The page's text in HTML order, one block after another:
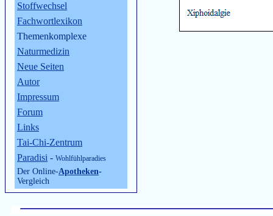
Stoffwechsel
Fachwortlexikon
Themenkomplexe
Naturmedizin
Neue Seiten
Autor
Impressum
Forum
Links
Tai-Chi-Zentrum
Paradisi - Wohlfühlparadies
Der Online-Apotheken-
Vergleich